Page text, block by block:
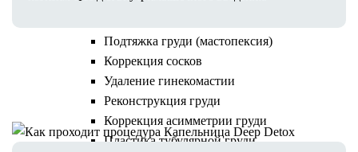
Подтяжка груди (мастопексия)
Коррекция сосков
Удаление гинекомастии
Реконструкция груди
Коррекция асимметрии груди
Пластика тубулярной груди
Как проходит процедура